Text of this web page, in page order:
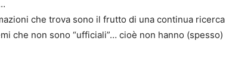
che trova sono il frutto di una continua
che non sono “ufficiali”… cioè non hanno (spesso)